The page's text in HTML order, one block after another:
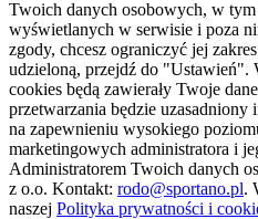
Twoich danych osobowych, w tym
wyświetlanych w serwisie i poza
zgody, chcesz ograniczyć jej
udzieloną, przejdź do "Ustawień".
cookies będą zawierały Twoje
przetwarzania będzie uzasadniony
na zapewnieniu wysokiego
marketingowych administratora i
Administratorem Twoich danych
z o.o. Kontakt: rodo@sportano.pl.
naszej Polityka prywatności i